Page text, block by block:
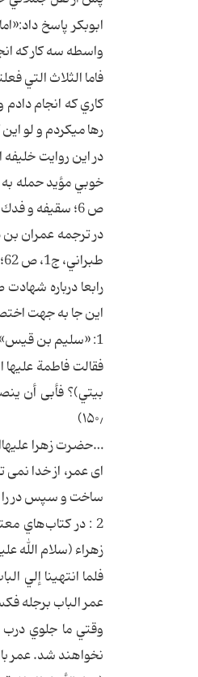
ابوبكر پاسخ
واسطه سه كار كه
فاما الثلاث التي
كاري كه انجام
رها مي‏كردم و لو
در اين روايت
طبراني، ج1، ص 62؛ كنز العمال، ج 5، ص 631؛ تاريخ مدينه دمشق، ج 30، ص 30؛ تاريخ طبري، ج 2، ص 619؛ و ...)
رابعا درباره
اين جا به جهت
1: «سليم بن قيس» به نقل از «سلمان فارسى» آورده است:
فقالت فاطمة عليها
بيتي)؟ فأبى أن
۱۵۰٫)
…حضرت زهرا
اى عمر، از خدا
ساخت و سپس در را
2 : در كتاب‌هاي
زهراء (سلام الله
فلما انتهينا إلي
عمر الباب برجله
وقتي ما جلوي درب
نخواهند شد. عمر